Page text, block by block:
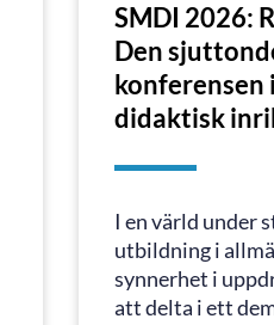
SMDI 2026:
Den
konferensen
didaktisk
I en värld under
utbildning i
synnerhet i
att delta i ett